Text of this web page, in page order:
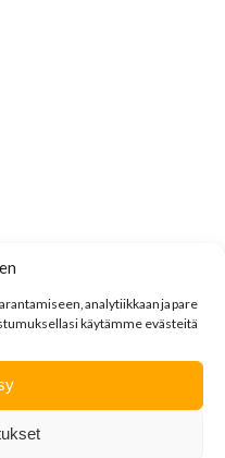
analytiikkaanjapare
käytämme evästeitä